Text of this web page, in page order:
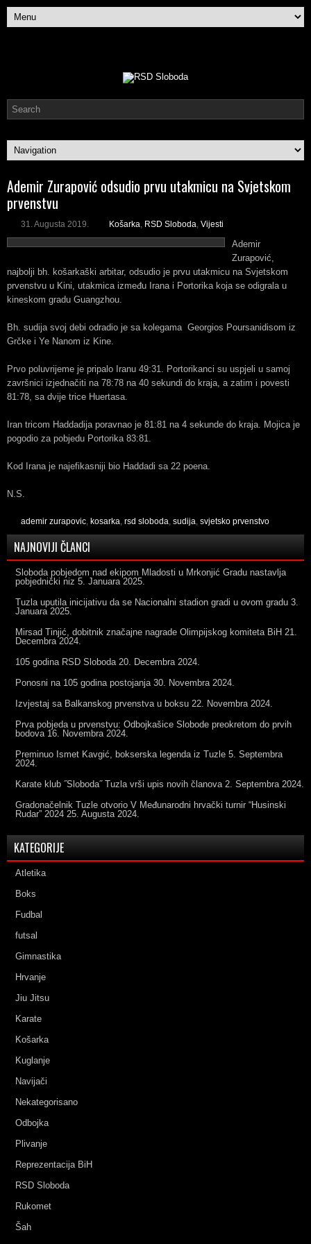
Ademir Zurapović odsudio prvu utakmicu na Svjetskom
prvenstvu
31. Augusta 2019. Košarka, RSD Sloboda, Vijesti
Ademir
Zurapović,
najbolji bh. košarkaški arbitar, odsudio je prvu utakmicu na Svjetskom
prvenstvu u Kini, utakmica između Irana i Portorika koja se odigrala u
kineskom gradu Guangzhou.
Bh. sudija svoj debi odradio je sa kolegama Georgios Poursanidisom iz
Grčke i Ye Nanom iz Kine.
Prvo poluvrijeme je pripalo Iranu 49:31. Portorikanci su uspjeli u samoj
završnici izjednačiti na 78:78 na 40 sekundi do kraja, a zatim i povesti
81:78, sa dvije trice Huertasa.
Iran tricom Haddadija poravnao je 81:81 na 4 sekunde do kraja. Mojica je
pogodio za pobjedu Portorika 83:81.
Kod Irana je najefikasniji bio Haddadi sa 22 poena.
N.S.
ademir zurapovic, kosarka, rsd sloboda, sudija, svjetsko prvenstvo
NAJNOVIJI ČLANCI
Sloboda pobjedom nad ekipom Mladosti u Mrkonjić Gradu nastavlja
pobjednički niz 5. Januara 2025.
Tuzla uputila inicijativu da se Nacionalni stadion gradi u ovom gradu 3.
Januara 2025.
Mirsad Tinjić, dobitnik značajne nagrade Olimpijskog komiteta BiH 21.
Decembra 2024.
105 godina RSD Sloboda 20. Decembra 2024.
Ponosni na 105 godina postojanja 30. Novembra 2024.
Izvjestaj sa Balkanskog prvenstva u boksu 22. Novembra 2024.
Prva pobjeda u prvenstvu: Odbojkašice Slobode preokretom do prvih
bodova 16. Novembra 2024.
Preminuo Ismet Kavgić, bokserska legenda iz Tuzle 5. Septembra
2024.
Karate klub ˝Sloboda˝ Tuzla vrši upis novih članova 2. Septembra 2024.
Gradonačelnik Tuzle otvorio V Međunarodni hrvački turnir “Husinski
Rudar” 2024 25. Augusta 2024.
KATEGORIJE
Atletika
Boks
Fudbal
futsal
Gimnastika
Hrvanje
Jiu Jitsu
Karate
Košarka
Kuglanje
Navijači
Nekategorisano
Odbojka
Plivanje
Reprezentacija BiH
RSD Sloboda
Rukomet
Šah